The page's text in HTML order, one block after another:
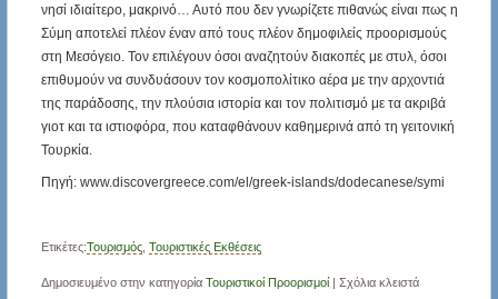
νησί ιδιαίτερο, μακρινό… Αυτό που δεν γνωρίζετε πιθανώς είναι πως η
Σύμη αποτελεί πλέον έναν από τους πλέον δημοφιλείς προορισμούς
στη Μεσόγειο. Τον επιλέγουν όσοι αναζητούν διακοπές με στυλ, όσοι
επιθυμούν να συνδυάσουν τον κοσμοπολίτικο αέρα με την αρχοντιά
της παράδοσης, την πλούσια ιστορία και τον πολιτισμό με τα ακριβά
γιοτ και τα ιστιοφόρα, που καταφθάνουν καθημερινά από τη γειτονική
Τουρκία.
Πηγή: www.discovergreece.com/el/greek-islands/dodecanese/symi
Ετικέτες:Τουρισμός, Τουριστικές Εκθέσεις
Δημοσιευμένο στην κατηγορία Τουριστικοί Προορισμοί| Σχόλια κλειστά